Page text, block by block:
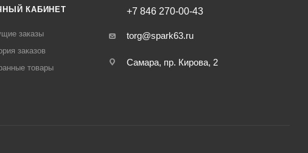
КАБИНЕТ
заказы
заказов
товары
+7 846 270-00-43
torg@spark63.ru
Самара, пр. Кирова, 2